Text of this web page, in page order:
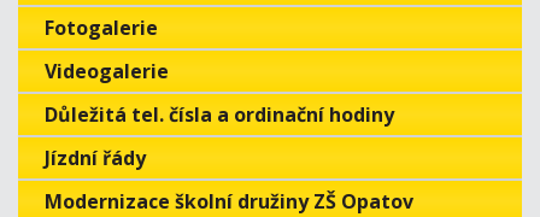
Fotogalerie
Videogalerie
Důležitá tel. čísla a ordinační hodiny
Jízdní řády
Modernizace školní družiny ZŠ Opatov